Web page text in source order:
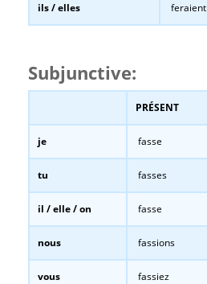
ils / elles feraient
Subjunctive:
PRÉSENT
je fasse
tu fasses
il / elle / on fasse
nous fassions
vous fassiez